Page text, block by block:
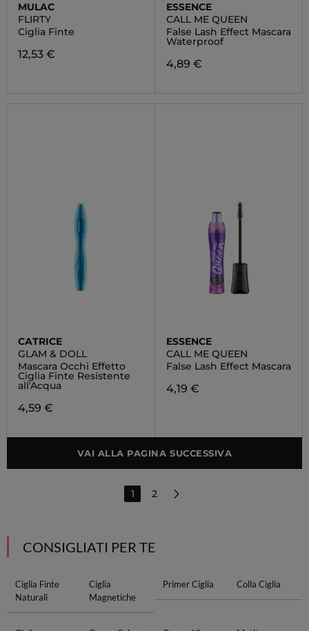
MULAC
FLIRTY
Ciglia Finte
12,53 €
ESSENCE
CALL ME QUEEN
False Lash Effect Mascara
Waterproof
4,89 €
CATRICE
GLAM & DOLL
Mascara Occhi Effetto
Ciglia Finte Resistente
all'Acqua
4,59 €
ESSENCE
CALL ME QUEEN
False Lash Effect Mascara
4,19 €
VAI ALLA PAGINA SUCCESSIVA
1 2
CONSIGLIATI PER TE
Ciglia Finte
Naturali
Ciglia
Magnetiche
Primer Ciglia Colla Ciglia